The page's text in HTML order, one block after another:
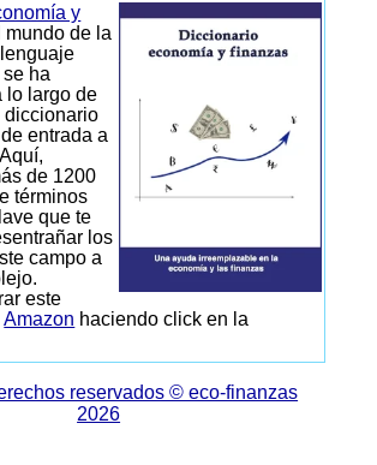
y
mundo de la
ha
lo largo de
diccionario
entrada a
de 1200
términos
que te
los
campo a
este
Amazon haciendo click en la
reservados © eco-finanzas
2026